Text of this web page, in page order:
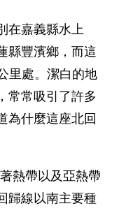
在嘉義縣水上
縣豐濱鄉，而這
里處。潔白的地
常常吸引了許多
為什麼這座北回
熱帶以及亞熱帶
歸線以南主要種